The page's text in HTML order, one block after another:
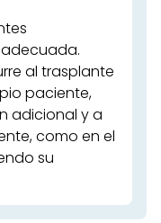
al trasplante
paciente,
adicional y a
como en el
su